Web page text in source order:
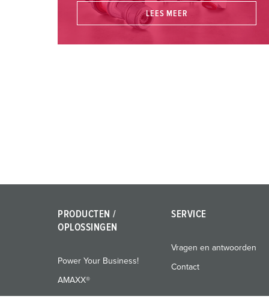
LEES MEER
PRODUCTEN /
OPLOSSINGEN
Power Your Business!
AMAXX®
SERVICE
Vragen en antwoorden
Contact